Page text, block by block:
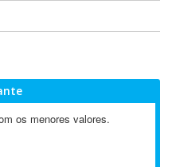
os menores valores.